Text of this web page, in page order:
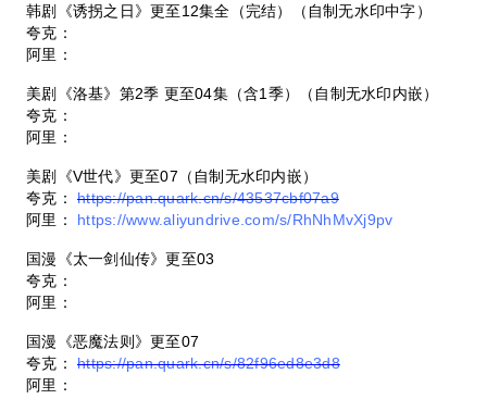
韩剧《诱拐之日》更至12集全（完结）（自制无水印中字）
夸克：
阿里：
美剧《洛基》第2季 更至04集（含1季）（自制无水印内嵌）
夸克：
阿里：
美剧《V世代》更至07（自制无水印内嵌）
夸克：https://pan.quark.cn/s/43537cbf07a9
阿里： https://www.aliyundrive.com/s/RhNhMvXj9pv
国漫《太一剑仙传》更至03
夸克：
阿里：
国漫《恶魔法则》更至07
夸克：https://pan.quark.cn/s/82f96ed8e3d8
阿里：